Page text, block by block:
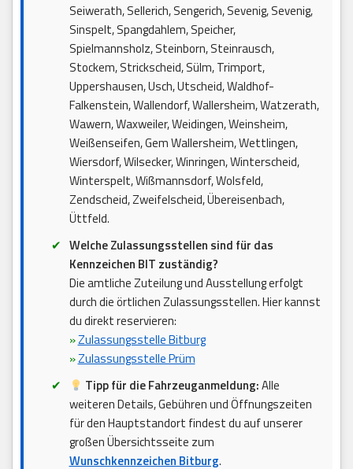
Seiwerath, Sellerich, Sengerich, Sevenig, Sevenig,
Sinspelt, Spangdahlem, Speicher,
Spielmannsholz, Steinborn, Steinrausch,
Stockem, Strickscheid, Sülm, Trimport,
Uppershausen, Usch, Utscheid, Waldhof-
Falkenstein, Wallendorf, Wallersheim, Watzerath,
Wawern, Waxweiler, Weidingen, Weinsheim,
Weißenseifen, Gem Wallersheim, Wettlingen,
Wiersdorf, Wilsecker, Winringen, Winterscheid,
Winterspelt, Wißmannsdorf, Wolsfeld,
Zendscheid, Zweifelscheid, Übereisenbach,
Üttfeld.
Welche Zulassungsstellen sind für das
Kennzeichen BIT zuständig?
Die amtliche Zuteilung und Ausstellung erfolgt
durch die örtlichen Zulassungsstellen. Hier kannst
du direkt reservieren:
»Zulassungsstelle Bitburg
»Zulassungsstelle Prüm
Tipp für die Fahrzeuganmeldung:Alle
weiteren Details, Gebühren und Öffnungszeiten
für den Hauptstandort findest du auf unserer
großen Übersichtsseite zum
Wunschkennzeichen Bitburg.